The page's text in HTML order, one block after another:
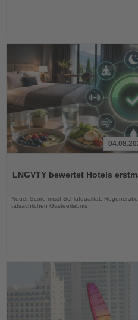
dieLNGVTY bewertet Hotels
Neuer Score misst Schlafqualität,
tatsächlichen Gästeerlebnis